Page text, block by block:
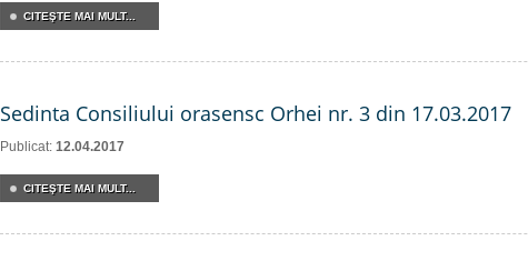
CITEŞTE MAI MULT...
Sedinta Consiliului orasensc Orhei nr. 3 din 17.03.2017
Publicat: 12.04.2017
CITEŞTE MAI MULT...